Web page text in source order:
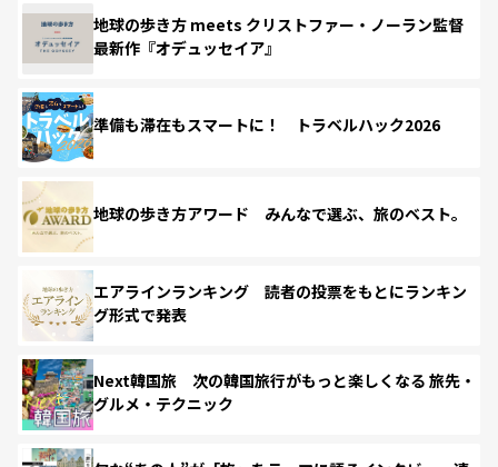
地球の歩き方 meets クリストファー・ノーラン監督
最新作『オデュッセイア』
準備も滞在もスマートに！ トラベルハック2026
地球の歩き方アワード みんなで選ぶ、旅のベスト。
エアラインランキング 読者の投票をもとにランキン
グ形式で発表
Next韓国旅 次の韓国旅行がもっと楽しくなる 旅先・
グルメ・テクニック